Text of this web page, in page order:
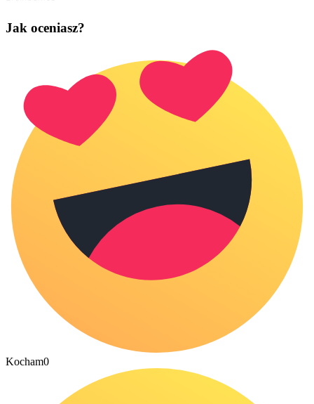
Jak oceniasz?
Kocham0